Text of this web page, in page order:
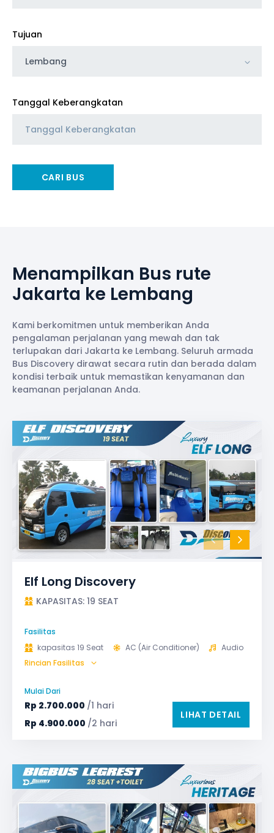
Tujuan
Lembang
Tanggal Keberangkatan
CARI BUS
Menampilkan Bus rute
Jakarta ke Lembang
Kami berkomitmen untuk memberikan Anda
pengalaman perjalanan yang mewah dan tak
terlupakan dari Jakarta ke Lembang. Seluruh armada
Bus Discovery dirawat secara rutin dan berada dalam
kondisi terbaik untuk memastikan kenyamanan dan
keamanan perjalanan Anda.
Elf Long Discovery
KAPASITAS: 19 SEAT
Fasilitas
kapasitas 19 Seat
AC (Air Conditioner)
Audio
GPS
Microphone untuk karaoke
TV LED & Android System
Rincian Fasilitas
Mulai Dari
Rp 2.700.000 /1 hari
Rp 4.900.000 /2 hari
LIHAT DETAIL